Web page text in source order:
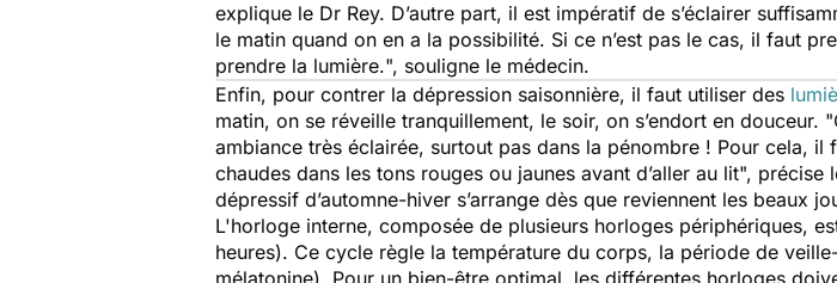
explique le Dr Rey. D’autre part, il est impératif de s’éclairer
le matin quand on en a la possibilité. Si ce n’est pas le cas, il faut
prendre la lumière.", souligne le médecin.
Enfin, pour contrer la dépression saisonnière, il faut utiliser des
matin, on se réveille tranquillement, le soir, on s’endort en douceur. "
ambiance très éclairée, surtout pas dans la pénombre ! Pour cela,
chaudes dans les tons rouges ou jaunes avant d’aller au lit", précise
dépressif d’automne-hiver s’arrange dès que reviennent les beaux
L'horloge interne, composée de plusieurs horloges périphériques,
heures). Ce cycle règle la température du corps, la période de
mélatonine). Pour un bien-être optimal, les différentes horloges